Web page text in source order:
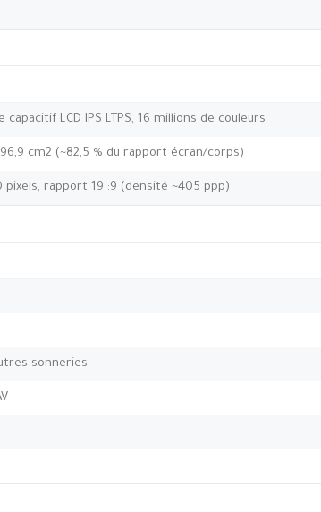
capacitif LCD IPS LTPS, 16 millions de couleurs
cm2 (~82,5 % du rapport écran/corps)
pixels, rapport 19 :9 (densité ~405 ppp)
sonneries